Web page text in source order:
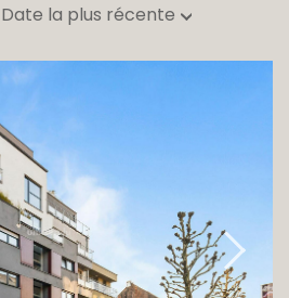
Date la plus récente